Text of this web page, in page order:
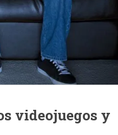
videojuegos y